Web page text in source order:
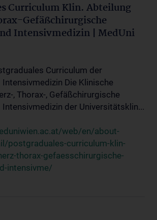
Curriculum Klin. Abteilung
Gefäßchirurgische
Intensivmedizin | MedUni
Curriculum der
Die Klinische
, Thorax-, Gefäßchirurgische
der Universitätsklin...
web/en/about-
postgraduales-curriculum-klin-
thorax-gefaesschirurgische-
intensivme/